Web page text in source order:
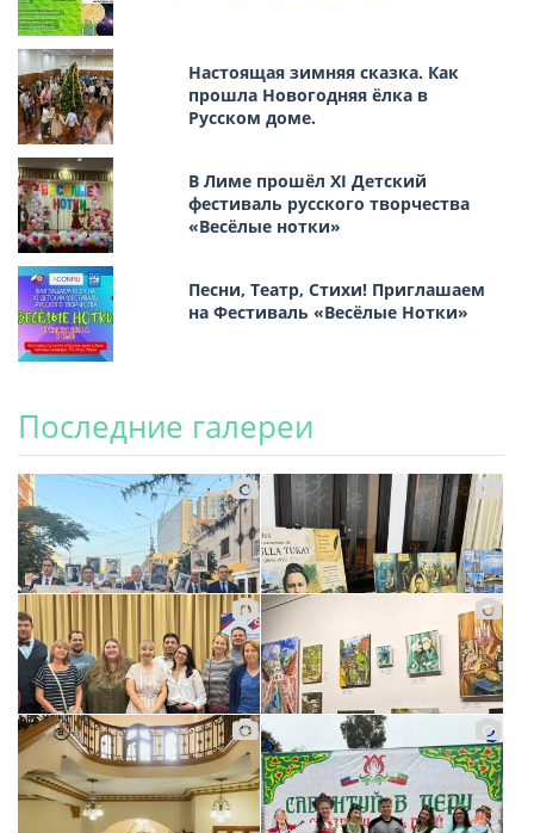
Настоящая зимняя сказка. Как
прошла Новогодняя ёлка в
Русском доме.
В Лиме прошёл XI Детский
фестиваль русского творчества
«Весёлые нотки»
Песни, Театр, Стихи! Приглашаем
на Фестиваль «Весёлые Нотки»
Последние галереи